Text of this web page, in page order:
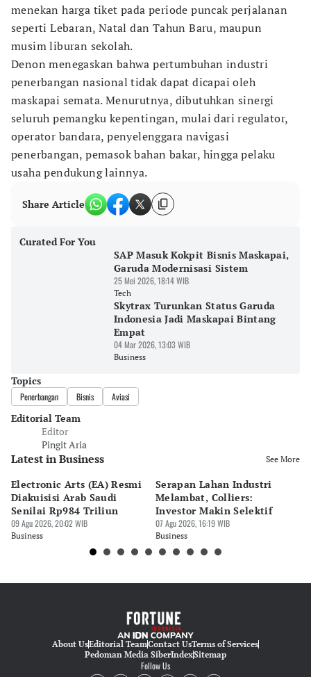
menekan harga tiket pada periode puncak perjalanan
seperti Lebaran, Natal dan Tahun Baru, maupun
musim liburan sekolah.
Denon menegaskan bahwa pertumbuhan industri
penerbangan nasional tidak dapat dicapai oleh
maskapai semata. Menurutnya, dibutuhkan sinergi
seluruh pemangku kepentingan, mulai dari regulator,
operator bandara, penyelenggara navigasi
penerbangan, pemasok bahan bakar, hingga pelaku
usaha pendukung lainnya.
Share Article
Curated For You
SAP Masuk Kokpit Bisnis Maskapai,
Garuda Modernisasi Sistem
25 Mei 2026, 18:14 WIB
Tech
Skytrax Turunkan Status Garuda
Indonesia Jadi Maskapai Bintang
Empat
04 Mar 2026, 13:03 WIB
Business
Topics
Penerbangan Bisnis Aviasi
Editorial Team
Editor
Pingit Aria
Latest in Business See More
Electronic Arts (EA) Resmi
Diakuisisi Arab Saudi
Senilai Rp984 Triliun
09 Agu 2026, 20:02 WIB
Business
Serapan Lahan Industri
Melambat, Colliers:
Investor Makin Selektif
07 Agu 2026, 16:19 WIB
Business
About UsEditorial TeamContact UsTerms of Services
Pedoman Media SiberIndexSitemap
Follow Us